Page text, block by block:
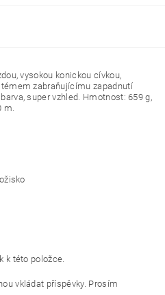
vysokou konickou cívkou,
zabraňujícímu zapadnutí
super vzhled. Hmotnost: 659 g,
m.
k této položce.
vkládat příspěvky. Prosím